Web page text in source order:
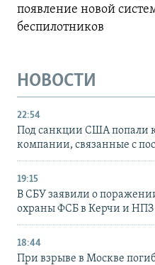
появление новой
беспилотников
НОВОСТИ
22:54
Под санкции США попали
компании, связанные с
19:15
В СБУ заявили о
охраны ФСБ в Керчи и НПЗ
18:44
При взрыве в Москве